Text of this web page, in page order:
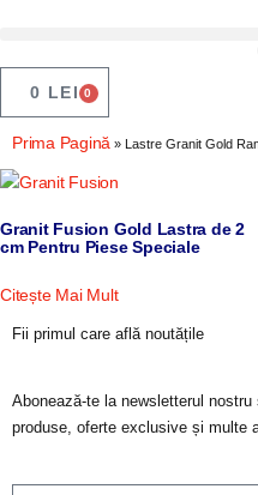
0 LEI 0
Prima Pagină » Lastre Granit Gold
Granit Fusion Gold Lastra de 2
cm Pentru Piese Speciale
Citește Mai Mult
Fii primul care află noutățile
Abonează-te la newsletterul
produse, oferte exclusive și multe